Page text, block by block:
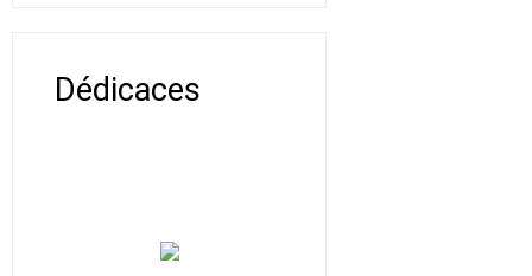
Dédicaces